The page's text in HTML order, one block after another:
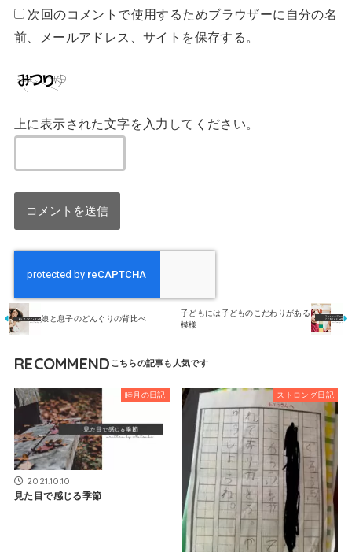
次回のコメントで使用するためブラウザーに自分の名
前、メールアドレス、サイトを保存する。
上に表示された文字を入力してください。
娘と息子のどんぐりの背比べ
子どもには子どものこだわりがある
模様
RECOMMEND
睦月の日記
2021.10.10
見た目で感じる季節
ストロング日記